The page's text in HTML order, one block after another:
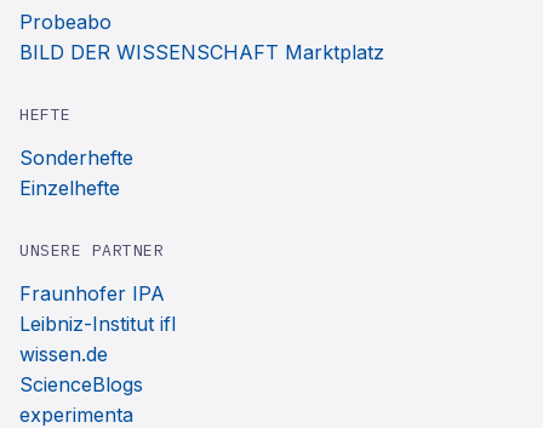
Probeabo
BILD DER WISSENSCHAFT Marktplatz
HEFTE
Sonderhefte
Einzelhefte
UNSERE PARTNER
Fraunhofer IPA
Leibniz-Institut ifl
wissen.de
ScienceBlogs
experimenta